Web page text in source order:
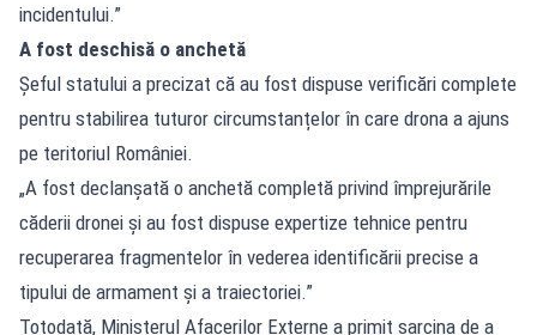
incidentului.”
A fost deschisă o anchetă
Șeful statului a precizat că au fost dispuse verificări complete
pentru stabilirea tuturor circumstanțelor în care drona a ajuns
pe teritoriul României.
„A fost declanșată o anchetă completă privind împrejurările
căderii dronei și au fost dispuse expertize tehnice pentru
recuperarea fragmentelor în vederea identificării precise a
tipului de armament și a traiectoriei.”
Totodată, Ministerul Afacerilor Externe a primit sarcina de a